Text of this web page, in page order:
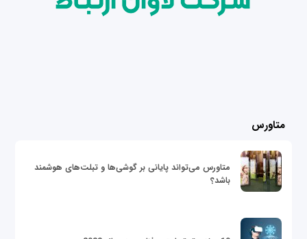
متاورس
متاورس می‌تواند پایانی بر گوشی‌ها و تبلت‌های هوشمند
باشد؟